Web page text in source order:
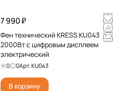
7 990 ₽
Фен технический KRESS KU043
2000Вт с цифровым дисплеем
электрический
0 0Арт.KU043
В корзину